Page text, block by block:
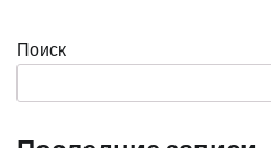
Поиск